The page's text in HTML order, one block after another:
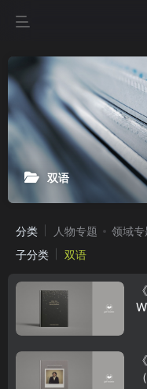
双语
分类 人物专题 领域专
子分类
双语